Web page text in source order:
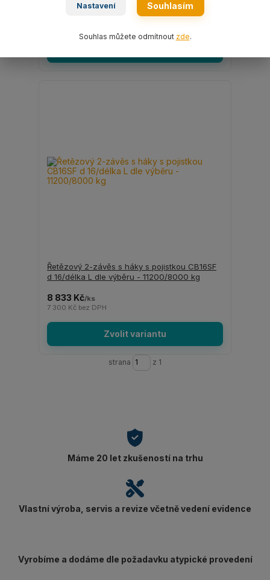
Řetězový 2-závěs s háky s pojistkou CB16SF
d 16/délka L dle výběru - 11200/8000 kg
8 833 Kč/ks
7 300 Kč bez DPH
Zvolit variantu
strana z 1
Máme 20 let zkušeností na trhu
Vlastní výroba, servis a revize včetně vedení evidence
Vyrobíme a dodáme dle požadavku atypické provedení
Nastavení Souhlasím
Souhlas můžete odmítnout zde.